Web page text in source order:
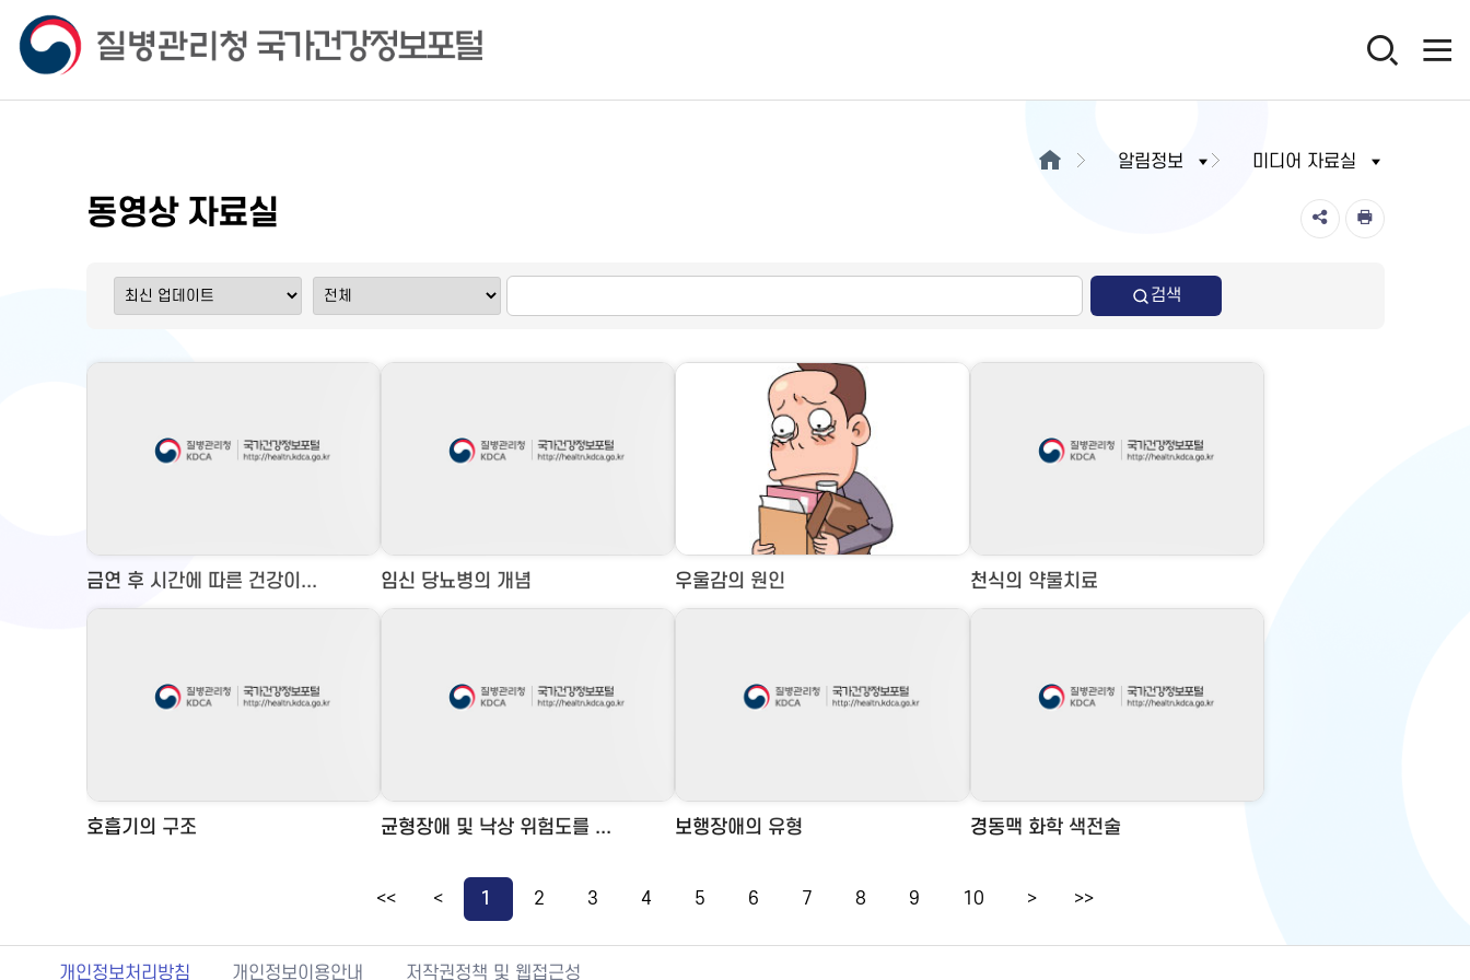
알림정보 미디어 자료실
동영상 자료실
검색
금연 후 시간에 따른 건강이... 임신 당뇨병의 개념 우울감의 원인 천식의 약물치료
호흡기의 구조 균형장애 및 낙상 위험도를 ... 보행장애의 유형 경동맥 화학 색전술
<< < 1 2 3 4 5 6 7 8 9 10 > >>
개인정보처리방침 개인정보이용안내 저작권정책 및 웹접근성